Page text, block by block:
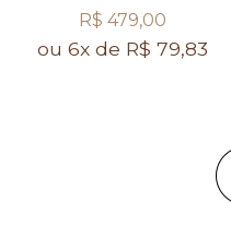
R$ 479,00
ou 6x de R$ 79,83